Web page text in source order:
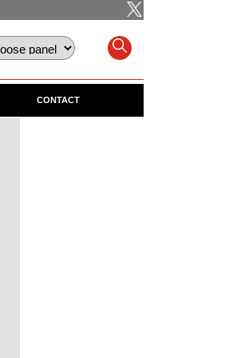
CONTACT